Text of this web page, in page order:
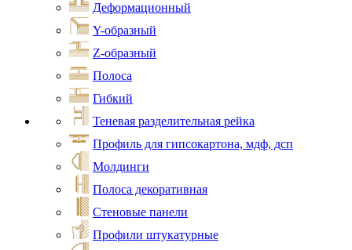
Деформационный
Y-образный
Z-образный
Полоса
Гибкий
Теневая разделительная рейка
Профиль для гипсокартона, мдф, дсп
Молдинги
Полоса декоративная
Стеновые панели
Профили штукатурные